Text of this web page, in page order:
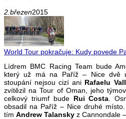
2.březen2015
World Tour pokračuje: Kudy povede
Lídrem BMC Racing Team bude
který už má na Paříž – Nice dvě
stoupání nejsou cizí ani Rafaelu
zvítězil na Tour of Oman, jeho
celkový triumf bude Rui Costa .
obsadil na Paříž – Nice druhé
tím Andrew Talansky z Cannondale